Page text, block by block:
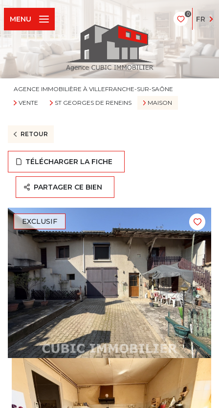
0
FR
MENU
AGENCE IMMOBILIÈRE À VILLEFRANCHE-SUR-SAÔNE
VENTE
ST GEORGES DE RENEINS MAISON
RETOUR
TÉLÉCHARGER LA FICHE
PARTAGER CE BIEN
EXCLUSIF